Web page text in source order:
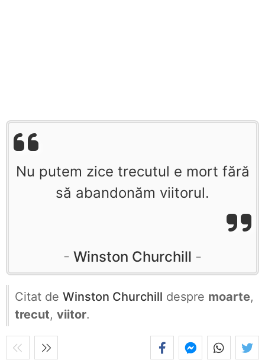
Nu putem zice trecutul e mort fără
să abandonăm viitorul.
Winston Churchill
Citat de Winston Churchill despre moarte,
trecut, viitor.